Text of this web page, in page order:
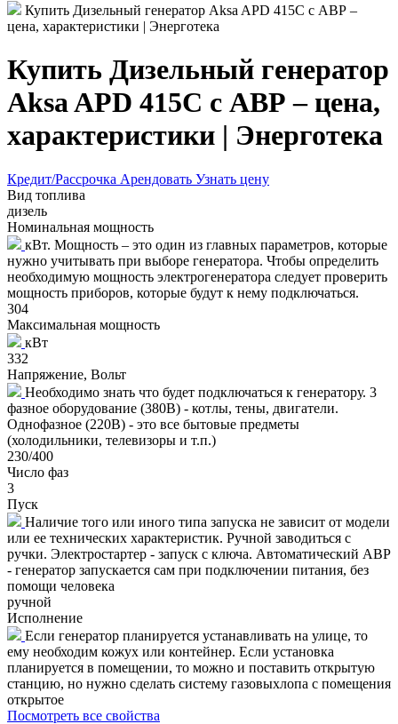
Купить Дизельный генератор Aksa APD 415C с АВР –
цена, характеристики | Энерготека
Купить Дизельный генератор
Aksa APD 415C с АВР – цена,
характеристики | Энерготека
Кредит/Рассрочка Арендовать Узнать цену
Вид топлива
дизель
Номинальная мощность
кВт. Мощность – это один из главных параметров, которые
нужно учитывать при выборе генератора. Чтобы определить
необходимую мощность электрогенератора следует проверить
мощность приборов, которые будут к нему подключаться.
304
Максимальная мощность
кВт
332
Напряжение, Вольт
Необходимо знать что будет подключаться к генератору. 3
фазное оборудование (380В) - котлы, тены, двигатели.
Однофазное (220В) - это все бытовые предметы
(холодильники, телевизоры и т.п.)
230/400
Число фаз
3
Пуск
Наличие того или иного типа запуска не зависит от модели
или ее технических характеристик. Ручной заводиться с
ручки. Электростартер - запуск с ключа. Автоматический АВР
- генератор запускается сам при подключении питания, без
помощи человека
ручной
Исполнение
Если генератор планируется устанавливать на улице, то
ему необходим кожух или контейнер. Если установка
планируется в помещении, то можно и поставить открытую
станцию, но нужно сделать систему газовыхлопа с помещения
открытое
Посмотреть все свойства